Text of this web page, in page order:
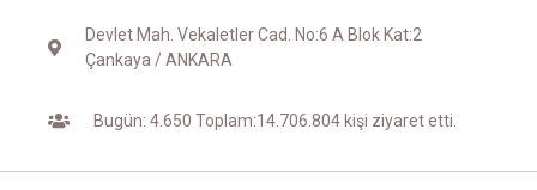
Devlet Mah. Vekaletler Cad. No:6 A Blok Kat:2
Çankaya / ANKARA
Bugün: 4.650 Toplam:14.706.804 kişi ziyaret etti.